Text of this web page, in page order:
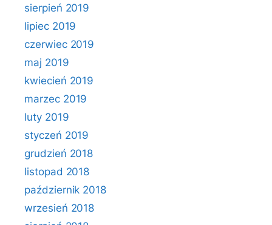
sierpień 2019
lipiec 2019
czerwiec 2019
maj 2019
kwiecień 2019
marzec 2019
luty 2019
styczeń 2019
grudzień 2018
listopad 2018
październik 2018
wrzesień 2018